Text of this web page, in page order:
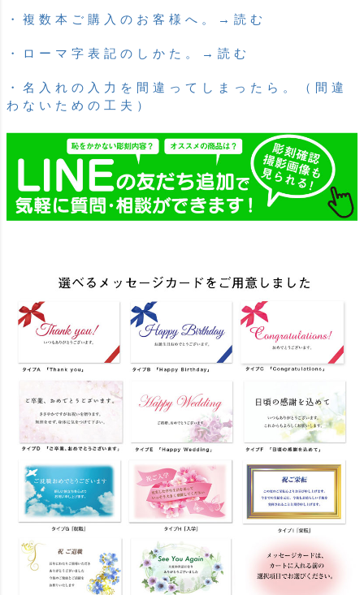
・複数本ご購入のお客様へ。→読む
・ローマ字表記のしかた。→読む
・名入れの入力を間違ってしまったら。（間違
わないための工夫）